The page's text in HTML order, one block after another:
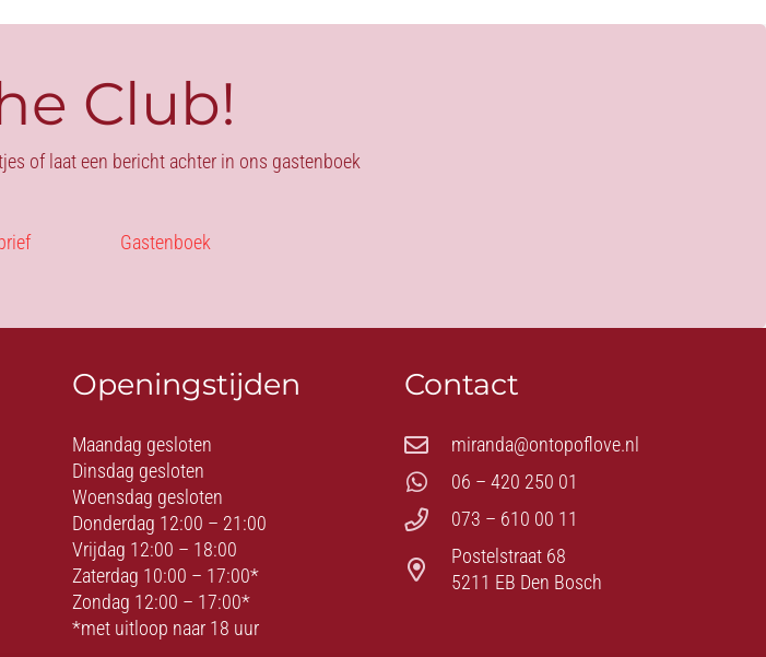
Club!
of laat een bericht achter in ons gastenboek
Gastenboek
Openingstijden
Maandag gesloten
Dinsdag gesloten
Woensdag gesloten
Donderdag 12:00 – 21:00
Vrijdag 12:00 – 18:00
Zaterdag 10:00 – 17:00*
Zondag 12:00 – 17:00*
*met uitloop naar 18 uur
Contact
miranda@ontopoflove.nl
06 – 420 250 01
073 – 610 00 11
Postelstraat 68
5211 EB Den Bosch